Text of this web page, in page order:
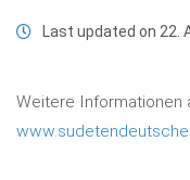
Last updated on 22.
Weitere Informationen